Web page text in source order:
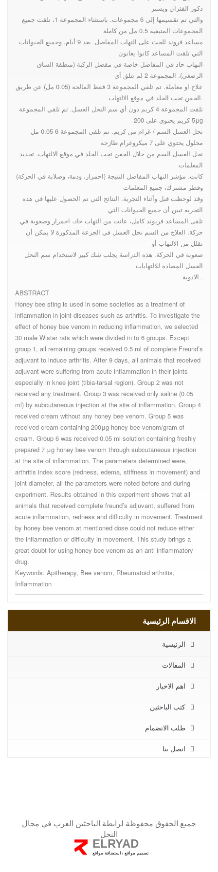
in adjuvant-induced arthritic
rats
ذكور الفئران ويستر
والتي تم تقسيمها إلى 6 مجموعات. باستثناء المجموعة 1، تلقت جميع
المجموعات المتبقية 0.5 مل من كاملة
مساعد فروند للحث على التهاب المفاصل. بعد 9 أيام، وجميع الحيوانات
التي تلقت المساعد كانوا يعانون
التهاب حاد في المفاصل خاصة في مفصل الركبة (منطقة الساق-
الرصغي). المجموعة 2 لم تتلق أي
علاج او معاملة. تم تلقي المجموعة 3 فقط المالحة (0.05 مل) عن طريق
الحقن تحت الجلد في موقع الالتهاب.
تلقت المجموعة 4 كريم دون أي سم النحل العسل. تم تلقي المجموعة
5 كريم يحتوي على 200μg
نحل العسل السم / غرام من كريم. تم تلقي المجموعة 6 0.05 مل
محلول يحتوي على 7 ميكروغرام طازجة
نحل العسل السم من خلال الحقن تحت الجلد في موقع الالتهاب. تحديد
المعلمات
كانت، مؤشر التهاب المفاصل النتيجة (احمرار، وذمة، وصلابة في الحركة)
وقطر مشترك، جميع المعلمات
وقد لوحظت قبل وأثناء التجربة. النتائج التي تم الحصول عليها في هذه
التجربة تبين أن جميع الحيوانات التي
تلقى المساعد فريوند كامل، عانت من التهاب حاد، احمرار وصعوبة في
حركة. العلاج من السم نحل العسل في الجرعة المذكورة لا يمكن أن
تقلل من الالتهاب أو
صعوبة في الحركة. هذه الدراسة يجلب شك كبير لاستخدام سم النحل
العسل المضادة للالتهابات
الادوية .
ABSTRACT
Honey bee sting is used in some societies as a treatment of
inflammation in joint diseases such as arthritis. To investigate the
effect of honey bee venom in reducing inflammation, we selected
30 male Wister rats which were divided in to 6 groups. Except
group 1, all remaining groups received 0.5 ml of complete Freund’s
adjuvant to induce arthritis. After 9 days, all animals that received
adjuvant were suffering from acute inflammation in their joints
especially in knee joint (tibia-tarsal region). Group 2 was not
received any treatment. Group 3 was received only saline (0.05
ml) by subcutaneous injection at the site of inflammation. Group 4
received cream without any honey bee venom. Group 5 was
received cream containing 200μg honey bee venom/gram of
cream. Group 6 was received 0.05 ml solution containing freshly
prepared 7 μg honey bee venom through subcutaneous injection
at the site of inflammation. The parameters determined were,
arthritis index score (redness, edema, stiffness in movement) and
joint diameter, all the parameters were noted before and during
experiment. Results obtained in this experiment shows that all
animals that received complete freund’s adjuvant, suffered from
acute inflammation, redness and difficulty in movement. Treatment
by honey bee venom at mentioned dose could not reduce either
the inflammation or difficulty in movement. This study brings a
great doubt for using honey bee venom as an anti inflammatory
drug.
Keywords: Apitherapy, Bee venom, Rheumatoid arthritis,
Inflammation
الاقسام الرئيسية
الرئيسية
المقالات
اهم الاخبار
كتب الباحثين
طلب الانضمام
اتصل بنا
جميع الحقوق محفوظة لرابطة الباحثين العرب في مجال
النحل
ELRYAD
تصميم مواقع/ استضافة مواقع